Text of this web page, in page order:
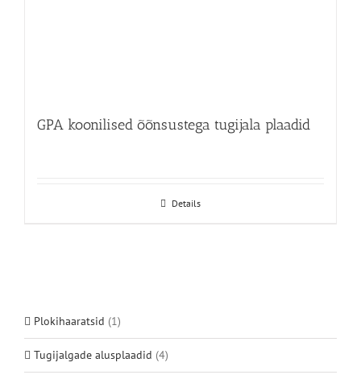
GPA koonilised õõnsustega tugijala plaadid
Details
Plokihaaratsid (1)
Tugijalgade alusplaadid (4)